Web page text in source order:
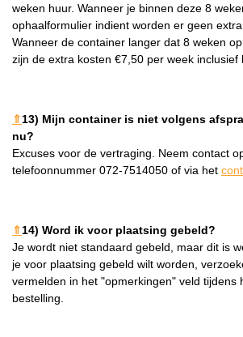
weken huur. Wanneer je binnen deze 8
ophaalformulier indient worden er geen
Wanneer de container langer dat 8 weken
zijn de extra kosten €7,50 per week inclusief
⇑13) Mijn container is niet volgens
nu?
Excuses voor de vertraging. Neem contact
telefoonnummer 072-7514050 of via het
⇑14) Word ik voor plaatsing gebeld?
Je wordt niet standaard gebeld, maar dit is
je voor plaatsing gebeld wilt worden,
vermelden in het "opmerkingen" veld tijdens
bestelling.